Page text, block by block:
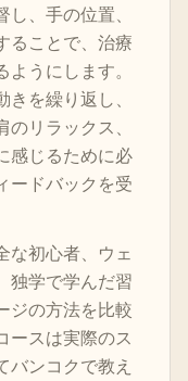
、手の位置、
ることで、治療
うにします。
を繰り返し、
リラックス、
感じるために必
ードバックを受
な初心者、ウェ
独学で学んだ習
ジの方法を比較
ースは実際のス
バンコクで教え